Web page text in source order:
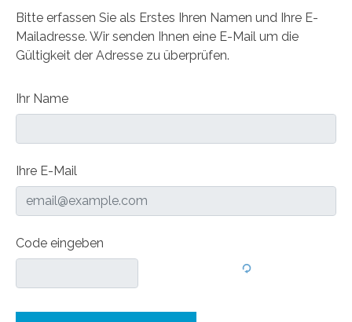
Bitte erfassen Sie als Erstes Ihren Namen und Ihre E-
Mailadresse. Wir senden Ihnen eine E-Mail um die
Gültigkeit der Adresse zu überprüfen.
Ihr Name
Ihre E-Mail
Code eingeben